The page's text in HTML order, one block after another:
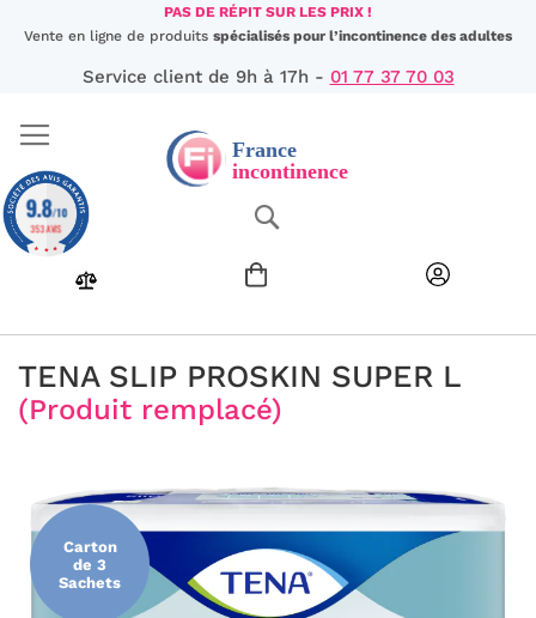
Aller
au
PAS DE RÉPIT SUR LES PRIX !
Vente en ligne de produits spécialisés pour l’incontinence des adultes
Service client de 9h à 17h - 01 77 37 70 03
TENA SLIP PROSKIN SUPER L
(Produit remplacé)
fin
de
la
galerie
Carton
de 3
Sachets
9.8/10
353 AVIS